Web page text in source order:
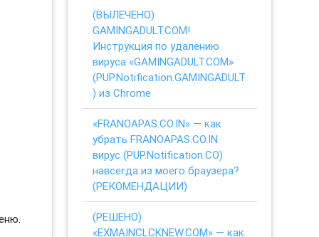
(ВЫЛЕЧЕНО)
GAMINGADULT.COM!
Инструкция по удалению
вируса «GAMINGADULT.COM»
(PUP.Notification.GAMINGADULT
) из Chrome
«FRANOAPAS.CO.IN» — как
убрать FRANOAPAS.CO.IN
вирус (PUP.Notification.CO)
навсегда из моего браузера?
(РЕКОМЕНДАЦИИ)
(РЕШЕНО)
«EXMAINCLCKNEW.COM» — как